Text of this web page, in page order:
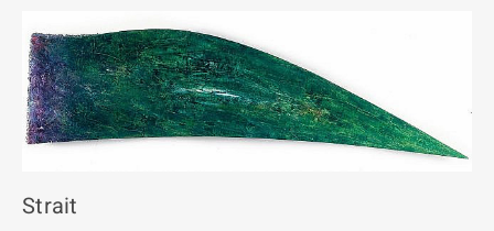
Vita
Publikationen
Kontakt
Strait